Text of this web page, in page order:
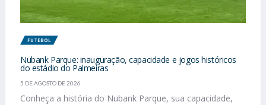
FUTEBOL
Nubank Parque: inauguração, capacidade e jogos históricos
do estádio do Palmeiras
5 DE AGOSTO DE 2026
Conheça a história do Nubank Parque, sua capacidade,